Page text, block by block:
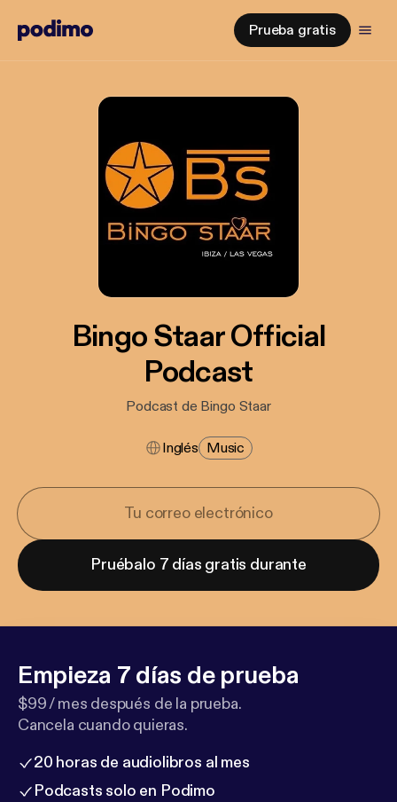
Prueba gratis
Bingo Staar Official
Podcast
Podcast de Bingo Staar
Inglés Music
Pruébalo 7 días gratis durante
Empieza 7 días de prueba
$99 / mes después de la prueba.
Cancela cuando quieras.
20 horas de audiolibros al mes
Podcasts solo en Podimo